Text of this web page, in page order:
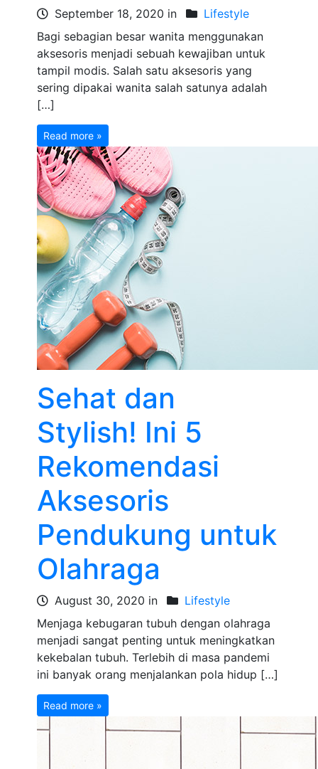
September 18, 2020 in
Lifestyle
Bagi sebagian besar wanita menggunakan
aksesoris menjadi sebuah kewajiban untuk
tampil modis. Salah satu aksesoris yang
sering dipakai wanita salah satunya adalah
[…]
Read more »
Sehat dan
Stylish! Ini 5
Rekomendasi
Aksesoris
Pendukung untuk
Olahraga
August 30, 2020 in
Lifestyle
Menjaga kebugaran tubuh dengan olahraga
menjadi sangat penting untuk meningkatkan
kekebalan tubuh. Terlebih di masa pandemi
ini banyak orang menjalankan pola hidup […]
Read more »